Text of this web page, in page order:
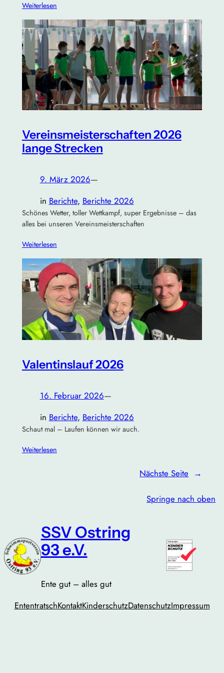
Weiterlesen
Vereinsmeisterschaften 2026
lange Strecken
9. März 2026—
in Berichte, Berichte 2026
Schönes Wetter, toller Wettkampf, super Ergebnisse – das
alles bei unseren Vereinsmeisterschaften
Weiterlesen
Valentinslauf 2026
16. Februar 2026—
in Berichte, Berichte 2026
Schaut mal – Laufen können wir auch.
Weiterlesen
Nächste Seite →
Springe nach oben
SSV Ostring
93 e.V.
Ente gut – alles gut
EntentratschKontaktKinderschutzDatenschutzImpressum